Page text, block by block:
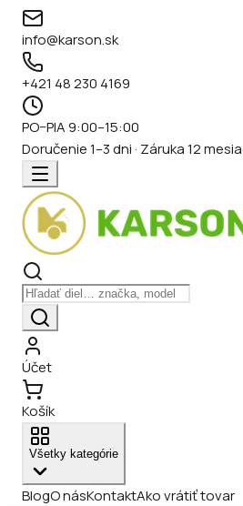
info@karson.sk
+421 48 230 4169
PO–PIA 9:00–15:00
Doručenie 1–3 dni · Záruka 12
Účet
Košík
Všetky kategórie
BlogO násKontaktAko vrátiť tovar